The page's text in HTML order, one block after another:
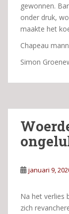
gewonnen.
onder druk,
maakte het
Chapeau
Simon
januari 9,
Na het verlies
zich